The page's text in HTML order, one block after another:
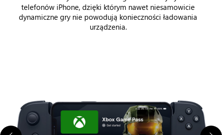
telefonów iPhone, dzięki którym nawet niesamowicie
dynamiczne gry nie powodują konieczności ładowania
urządzenia.